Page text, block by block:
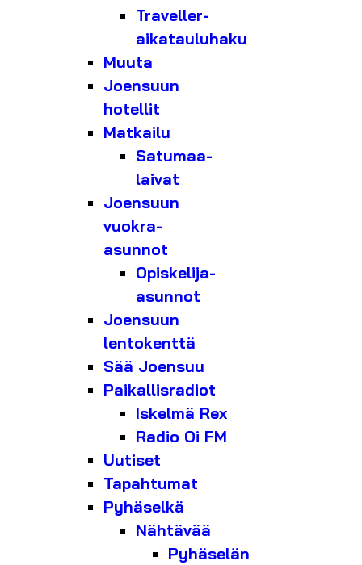
Traveller-
aikatauluhaku
Muuta
Joensuun
hotellit
Matkailu
Satumaa-
laivat
Joensuun
vuokra-
asunnot
Opiskelija-
asunnot
Joensuun
lentokenttä
Sää Joensuu
Paikallisradiot
Iskelmä Rex
Radio Oi FM
Uutiset
Tapahtumat
Pyhäselkä
Nähtävää
Pyhäselän